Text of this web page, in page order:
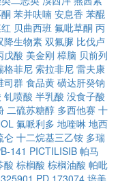
苯并呋喃 安息香 苯醌
贝曲西班 氟吡草酮 丙
降生物素 双氟脲 比伐卢
戊酸 美金刚 樟脑 贝前列
格菲尼 索拉非尼 雷夫康
司群 食品黄 磺达肝癸钠
钆喷酸 半乳酸 没食子酸
二硫苏糖醇 多西他赛 十
氟哌利多 地喹啉 地西
仑 十二烷基三乙铵 多瑞
141 PICTILISIB 帕马
酸 棕榈酸 棕榈油酸 帕吡
PD 173074 培美